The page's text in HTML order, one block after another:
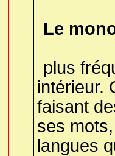
Le
plus
intérieur.
faisant
ses
langues